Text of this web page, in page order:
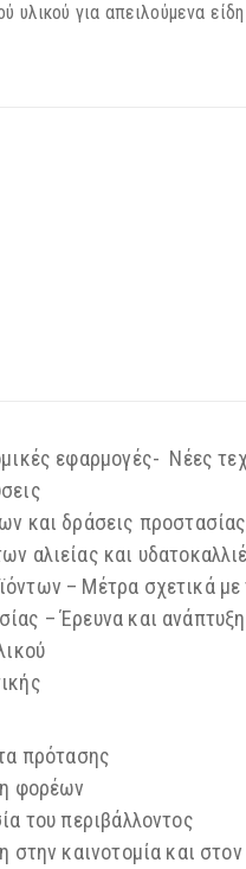
υλικού για απειλούμενα
εφαρμογές- Νέες
και δράσεις
αλιείας και
– Μέτρα σχετικά με
– Έρευνα και ανάπτυξη
πρότασης
φορέων
του περιβάλλοντος
στην καινοτομία και